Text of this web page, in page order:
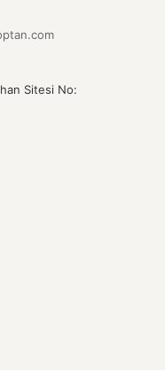
Sitesi No: